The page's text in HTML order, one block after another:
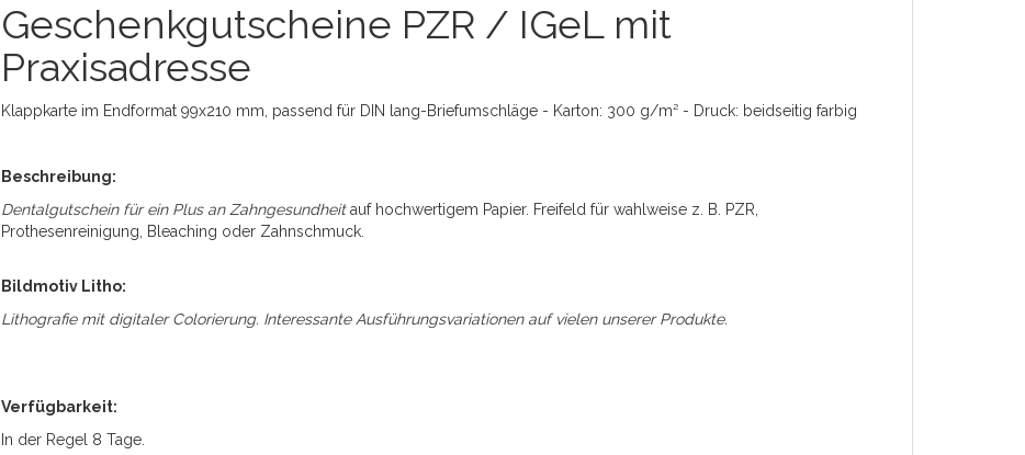
Geschenkgutscheine PZR / IGeL mit
Praxisadresse
Klappkarte im Endformat 99x210 mm, passend für DIN lang-Briefumschläge - Karton: 300 g/m² - Druck: beidseitig farbig
Beschreibung:
Dentalgutschein für ein Plus an Zahngesundheitauf hochwertigem Papier. Freifeld für wahlweise z. B. PZR,
Prothesenreinigung, Bleaching oder Zahnschmuck.
Bildmotiv Litho:
Lithografie mit digitaler Colorierung. Interessante Ausführungsvariationen auf vielen unserer Produkte.
Verfügbarkeit:
In der Regel 8 Tage.